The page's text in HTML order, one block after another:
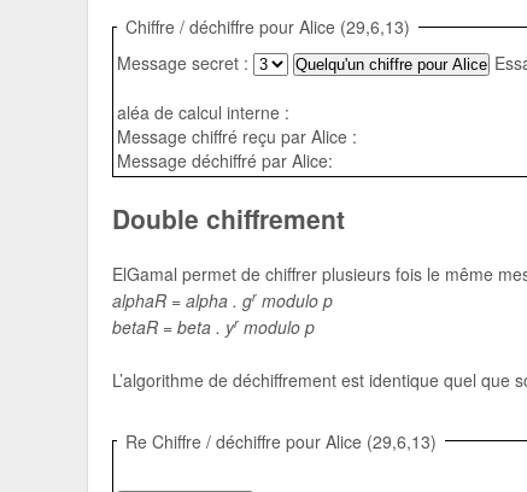
Chiffre / déchiffre pour Alice (29,6,13)
Message secret :
aléa de calcul interne :
Message chiffré reçu par Alice :
Message déchiffré par Alice:
Double chiffrement
ElGamal permet de chiffrer plusieurs fois le même
alphaR = alpha . gr modulo p
betaR = beta . yr modulo p
L’algorithme de déchiffrement est identique quel que
Re Chiffre / déchiffre pour Alice (29,6,13)